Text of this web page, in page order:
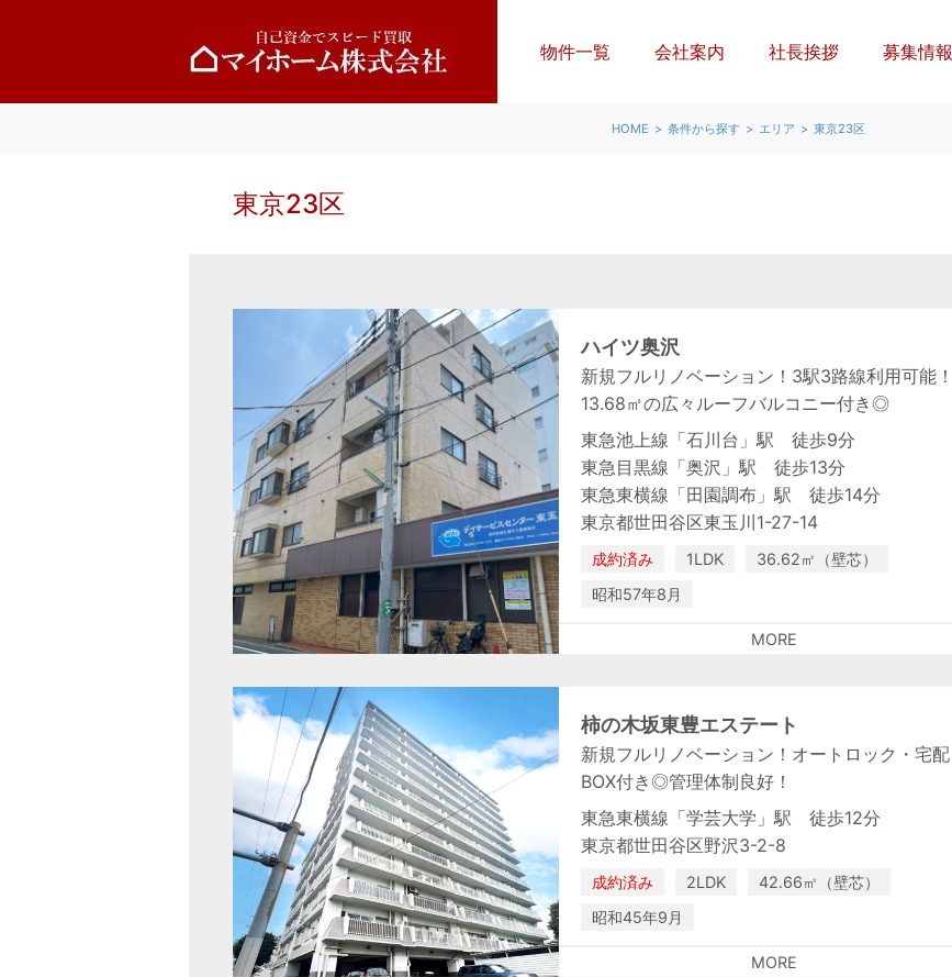
物件一覧 会社案内 社長挨拶 募集情報
HOME 条件から探す エリア 東京23区
東京23区
ハイツ奥沢
新規フルリノベーション！3駅3路線利用可能！
13.68㎡の広々ルーフバルコニー付き◎
東急池上線「石川台」駅 徒歩9分
東急目黒線「奥沢」駅 徒歩13分
東急東横線「田園調布」駅 徒歩14分
東京都世田谷区東玉川1-27-14
成約済み 1LDK
36.62㎡（壁芯）
昭和57年8月
MORE
柿の木坂東豊エステート
新規フルリノベーション！オートロック・宅配
BOX付き◎管理体制良好！
東急東横線「学芸大学」駅 徒歩12分
東京都世田谷区野沢3-2-8
成約済み 2LDK
42.66㎡（壁芯）
昭和45年9月
MORE